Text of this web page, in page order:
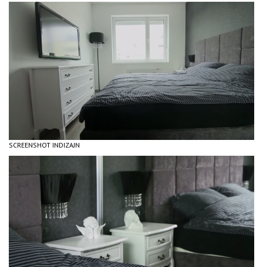
SCREENSHOT INDIZAJN